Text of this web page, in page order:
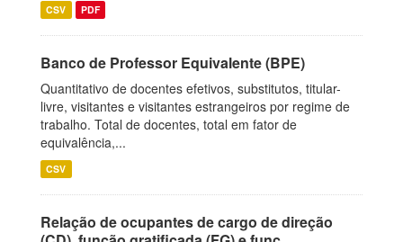
CSV PDF
Banco de Professor Equivalente (BPE)
Quantitativo de docentes efetivos, substitutos, titular-
livre, visitantes e visitantes estrangeiros por regime de
trabalho. Total de docentes, total em fator de
equivalência,...
CSV
Relação de ocupantes de cargo de direção